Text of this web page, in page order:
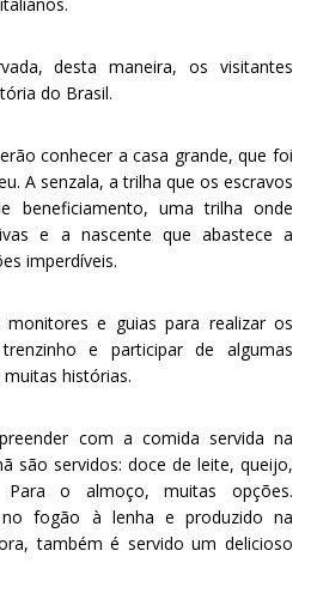
desta maneira, os visitantes
do Brasil.
conhecer a casa grande, que foi
A senzala, a trilha que os escravos
beneficiamento, uma trilha onde
e a nascente que abastece a
imperdíveis.
e guias para realizar os
e participar de algumas
histórias.
com a comida servida na
são servidos: doce de leite, queijo,
o almoço, muitas opções.
fogão à lenha e produzido na
também é servido um delicioso